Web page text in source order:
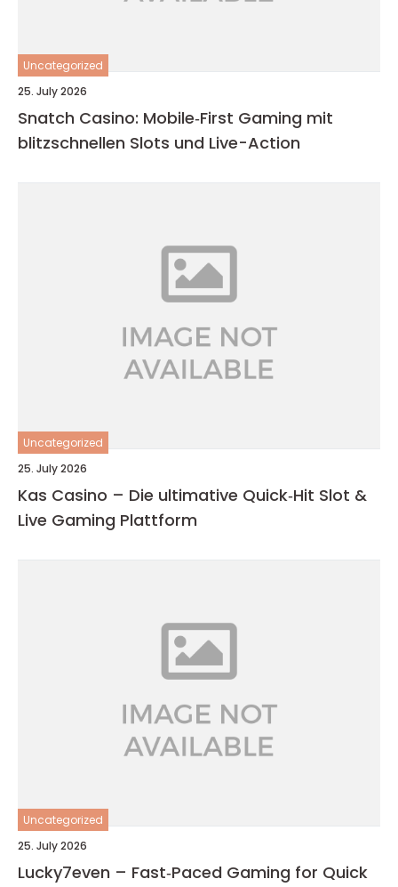
Uncategorized
25. July 2026
Snatch Casino: Mobile‑First Gaming mit
blitzschnellen Slots und Live-Action
Uncategorized
25. July 2026
Kas Casino – Die ultimative Quick‑Hit Slot &
Live Gaming Plattform
Uncategorized
25. July 2026
Lucky7even – Fast‑Paced Gaming for Quick